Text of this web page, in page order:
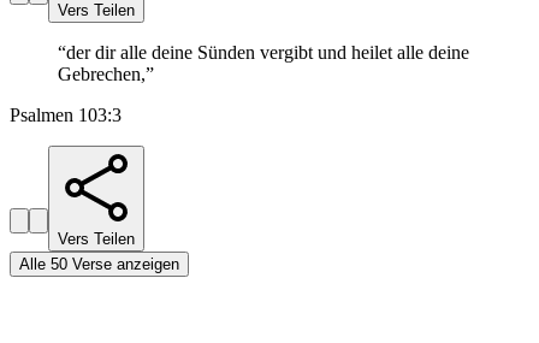
Vers Teilen
“der dir alle deine Sünden vergibt und heilet alle deine
Gebrechen,”
Psalmen 103:3
Vers Teilen
Alle 50 Verse anzeigen